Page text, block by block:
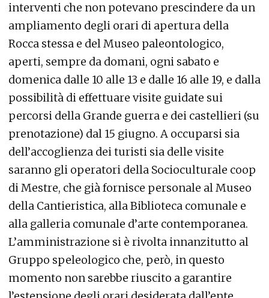
interventi che non potevano prescindere da un
ampliamento degli orari di apertura della
Rocca stessa e del Museo paleontologico,
aperti, sempre da domani, ogni sabato e
domenica dalle 10 alle 13 e dalle 16 alle 19, e dalla
possibilità di effettuare visite guidate sui
percorsi della Grande guerra e dei castellieri (su
prenotazione) dal 15 giugno. A occuparsi sia
dell’accoglienza dei turisti sia delle visite
saranno gli operatori della Socioculturale coop
di Mestre, che già fornisce personale al Museo
della Cantieristica, alla Biblioteca comunale e
alla galleria comunale d’arte contemporanea.
L’amministrazione si è rivolta innanzitutto al
Gruppo speleologico che, però, in questo
momento non sarebbe riuscito a garantire